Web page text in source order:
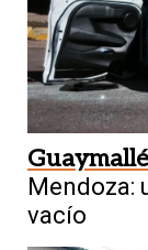
Mendoza:
vacío